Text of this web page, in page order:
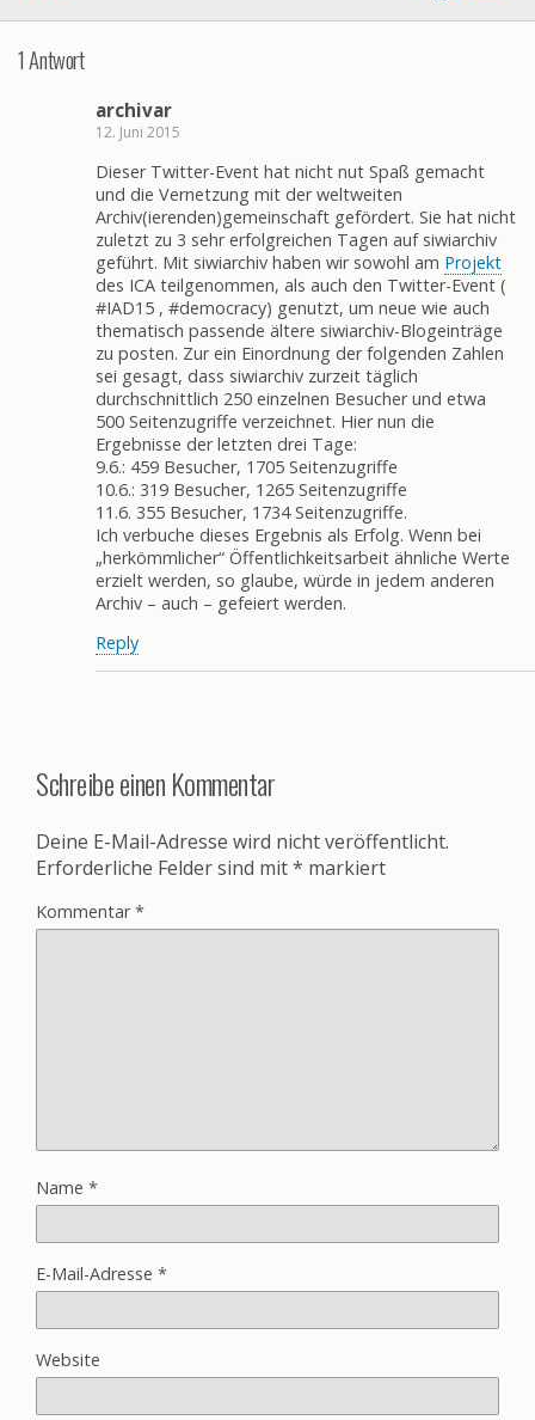
1 Antwort
archivar
12. Juni 2015
Dieser Twitter-Event hat nicht nut Spaß gemacht
und die Vernetzung mit der weltweiten
Archiv(ierenden)gemeinschaft gefördert. Sie hat nicht
zuletzt zu 3 sehr erfolgreichen Tagen auf siwiarchiv
geführt. Mit siwiarchiv haben wir sowohl am Projekt
des ICA teilgenommen, als auch den Twitter-Event (
#IAD15 , #democracy) genutzt, um neue wie auch
thematisch passende ältere siwiarchiv-Blogeinträge
zu posten. Zur ein Einordnung der folgenden Zahlen
sei gesagt, dass siwiarchiv zurzeit täglich
durchschnittlich 250 einzelnen Besucher und etwa
500 Seitenzugriffe verzeichnet. Hier nun die
Ergebnisse der letzten drei Tage:
9.6.: 459 Besucher, 1705 Seitenzugriffe
10.6.: 319 Besucher, 1265 Seitenzugriffe
11.6. 355 Besucher, 1734 Seitenzugriffe.
Ich verbuche dieses Ergebnis als Erfolg. Wenn bei
„herkömmlicher“ Öffentlichkeitsarbeit ähnliche Werte
erzielt werden, so glaube, würde in jedem anderen
Archiv – auch – gefeiert werden.
Reply
Schreibe einen Kommentar
Deine E-Mail-Adresse wird nicht veröffentlicht.
Erforderliche Felder sind mit* markiert
Kommentar*
Name *
E-Mail-Adresse *
Website